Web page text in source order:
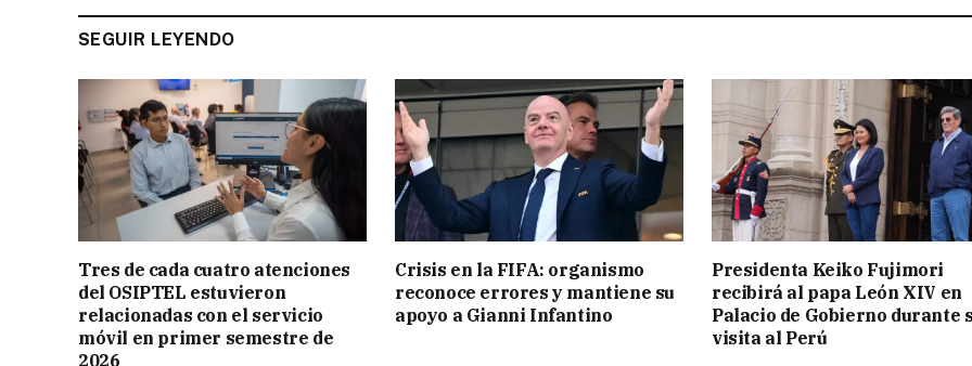
SEGUIR LEYENDO
Tres de cada cuatro atenciones
del OSIPTEL estuvieron
relacionadas con el servicio
móvil en primer semestre de
2026
Crisis en la FIFA: organismo
reconoce errores y mantiene su
apoyo a Gianni Infantino
Presidenta Keiko Fujimori
recibirá al papa León XIV en
Palacio de Gobierno durante
visita al Perú